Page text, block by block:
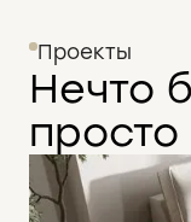
Проекты
Нечто